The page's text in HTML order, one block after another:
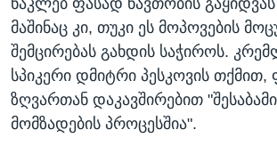
მაშინაც კი, თუკი ეს მოპოვების
შემცირებას გახდის საჭიროს.
სპიკერი დმიტრი პესკოვის თქმით,
ზღვართან დაკავშირებით
მომზადების პროცესშია".